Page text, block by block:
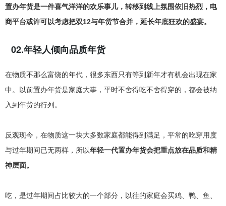
置办年货是一件喜气洋洋的欢乐事儿，转移到线上氛围依旧热烈，电
商平台或许可以考虑把双12与年货节合并，延长年底狂欢的盛宴。
02.年轻人倾向品质年货
在物质不那么富饶的年代，很多东西只有等到新年才有机会出现在家
中。以前置办年货是家庭大事，平时不舍得吃不舍得穿的，都会被纳
入到年货的行列。
反观现今，在物质这一块大多数家庭都能得到满足，平常的吃穿用度
与过年期间已无两样，所以年轻一代置办年货会把重点放在品质和精
神层面。
吃，是过年期间占比较大的一个部分，以往的家庭会买鸡、鸭、鱼、